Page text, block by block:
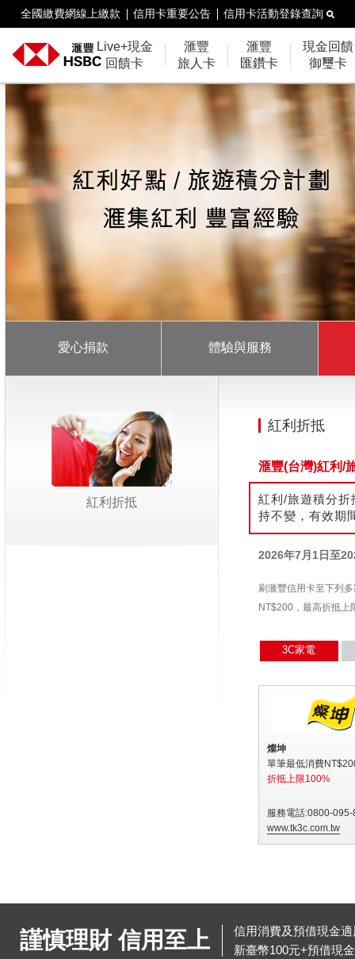
全國繳費網線上繳款 信用卡重要公告 信用卡活動登錄查詢
Live+現金
回饋卡
滙豐
旅人卡
滙豐
匯鑽卡
現金回饋
御璽卡
愛心捐款 體驗與服務
紅利折抵
紅利折抵
滙豐(台灣)紅利/
紅利/旅遊積分
持不變，有效期
2026年7月1日至
刷滙豐信用卡至下列
NT$200，最高折抵上
3C家電
燦坤
單筆最低消費
折抵上限100%
服務電話:0800-095-
www.tk3c.com.tw
謹慎理財 信用至上
信用消費及預借現金
新臺幣100元+預借現